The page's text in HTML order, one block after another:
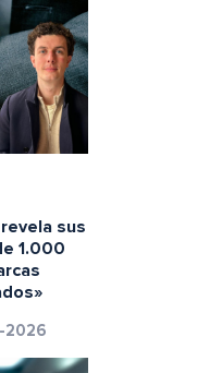
sus
1.000
2026